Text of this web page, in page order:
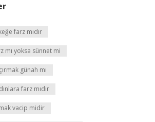
farz mıdır
mı yoksa sünnet mi
günah mı
farz mıdır
vacip midir